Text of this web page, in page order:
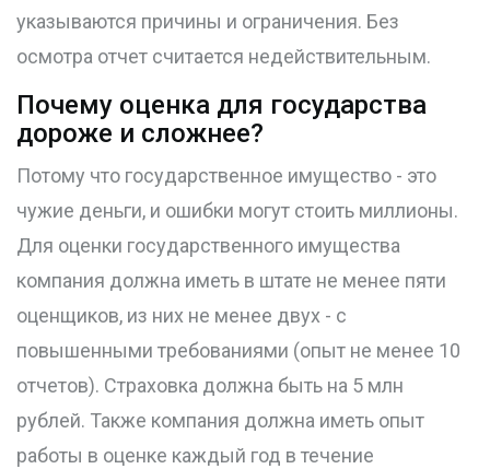
указываются причины и ограничения. Без
осмотра отчет считается недействительным.
Почему оценка для государства
дороже и сложнее?
Потому что государственное имущество - это
чужие деньги, и ошибки могут стоить миллионы.
Для оценки государственного имущества
компания должна иметь в штате не менее пяти
оценщиков, из них не менее двух - с
повышенными требованиями (опыт не менее 10
отчетов). Страховка должна быть на 5 млн
рублей. Также компания должна иметь опыт
работы в оценке каждый год в течение